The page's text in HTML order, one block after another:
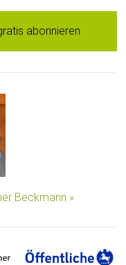
abonnieren
Beckmann »